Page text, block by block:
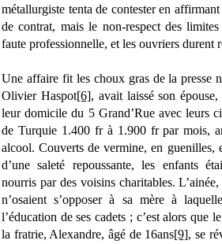
métallurgiste tenta de contester en
de contrat, mais le non-respect des
faute professionnelle, et les ouvriers durent
Une affaire fit les choux gras de la presse
Olivier Haspot[6], avait laissé son
leur domicile du 5 Grand’Rue avec leurs
de Turquie 1.400 fr à 1.900 fr par mois,
alcool. Couverts de vermine, en guenilles,
d’une saleté repoussante, les enfants
nourris par des voisins charitables.
n’osaient s’opposer à sa mère à
l’éducation de ses cadets ; c’est alors que
la fratrie, Alexandre, âgé de 16ans[9], se